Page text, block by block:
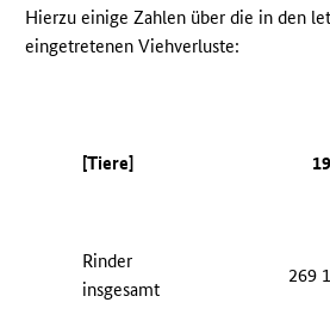
Hierzu einige Zahlen über die in den
eingetretenen Viehverluste:
[Tiere]
Rinder
insgesamt
269